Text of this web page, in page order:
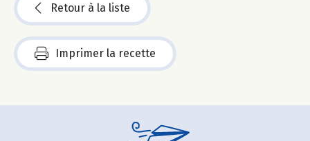
Retour à la liste
Imprimer la recette